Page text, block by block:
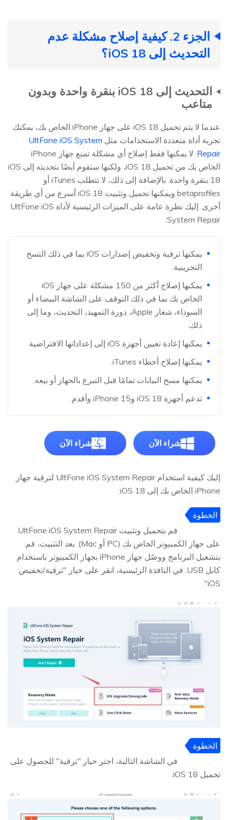
الجزء 2. كيفية إصلاح مشكلة عدم
التحديث إلى iOS 18؟
التحديث إلى iOS 18 بنقرة واحدة وبدون
متاعب
عندما لا يتم تحميل iOS 18 على جهاز iPhone الخاص بك، يمكنك
تجربة أداة متعددة الاستخدامات مثل UltFone iOS System
Repair
. لا يمكنها فقط إصلاح أي مشكلة تمنع جهاز iPhone
الخاص بك من تحميل iOS 18، ولكنها ستقوم أيضًا بتحديثه إلى iOS
18 بنقرة واحدة. بالإضافة إلى ذلك، لا تتطلب iTunes أو
betaprofiles ويمكنها تحميل وتثبيت iOS 18 أسرع من أي طريقة
أخرى. إليك نظرة عامة على الميزات الرئيسية لأداة UltFone iOS
System Repair:
يمكنها ترقية وتخفيض إصدارات iOS بما في ذلك النسخ
التجريبية.
يمكنها إصلاح أكثر من 150 مشكلة على جهاز iOS
الخاص بك بما في ذلك التوقف على الشاشة البيضاء أو
السوداء، شعار Apple، دورة التمهيد، التحديث، وما إلى
ذلك.
يمكنها إعادة تعيين أجهزة iOS إلى إعداداتها الافتراضية.
يمكنها إصلاح أخطاء iTunes.
يمكنها مسح البيانات تمامًا قبل التبرع بالجهاز أو بيعه.
تدعم أجهزة iOS 18 وiPhone 15 وأقدم.
شراء الآن شراء الآن
إليك كيفية استخدام UltFone iOS System Repair لترقية جهاز
iPhone الخاص بك إلى iOS 18:
الخطوة
قم بتحميل وتثبيت UltFone iOS System Repair
على جهاز الكمبيوتر الخاص بك (PC أو Mac). بعد التثبيت، قم
بتشغيل البرنامج ووصّل جهاز iPhone بجهاز الكمبيوتر باستخدام
كابل USB. في النافذة الرئيسية، انقر على خيار "ترقية/تخفيض
iOS".
الخطوة
في الشاشة التالية، اختر خيار "ترقية" للحصول على
تحميل iOS 18.